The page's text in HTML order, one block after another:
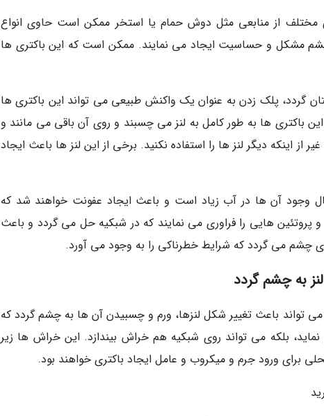
از منابعی مثل دوش حمام یا استخر ممکن است حاوی انواع
مشکل و حساسیت ایجاد می نمایند. ممکن است که این باکتری ها
گردد، پلک زدن به عنوان یک واکنش طبیعی می تواند این باکتری ها
این باکتری ها به طور کامل به لنز می چسبند و روی آن باقی می مانند و
اینکه دیگر لنز ها را استفاده نکنید. برخی از این لنز ها باعث ایجاد
وجود آن ها در آب زیاد است و باعث ایجاد عفونت خواهند شد که
پروتئین هایی را فراوری می نمایند که در شبکیه حل می گردد و باعث
می گردد که شرایط خطرناکی را به وجود می آورد.
به چشم گردد
تواند باعث تغییر شکل لنزها، ورم و چسبیدن آن ها به چشم گردد که
بلکه می تواند روی شبکیه هم خراش بیندازد. این خراش ها زیر
برای ورود جرم و میکروب و عامل ایجاد باکتری خواهند بود.